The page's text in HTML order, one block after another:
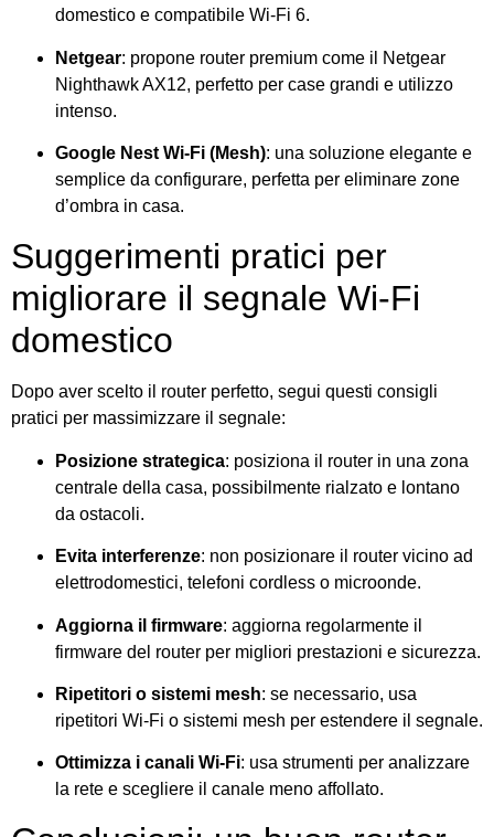
domestico e compatibile Wi-Fi 6.
Netgear: propone router premium come il Netgear
Nighthawk AX12, perfetto per case grandi e utilizzo
intenso.
Google Nest Wi-Fi (Mesh): una soluzione elegante e
semplice da configurare, perfetta per eliminare zone
d’ombra in casa.
Suggerimenti pratici per
migliorare il segnale Wi-Fi
domestico
Dopo aver scelto il router perfetto, segui questi consigli
pratici per massimizzare il segnale:
Posizione strategica: posiziona il router in una zona
centrale della casa, possibilmente rialzato e lontano
da ostacoli.
Evita interferenze: non posizionare il router vicino ad
elettrodomestici, telefoni cordless o microonde.
Aggiorna il firmware: aggiorna regolarmente il
firmware del router per migliori prestazioni e sicurezza.
Ripetitori o sistemi mesh: se necessario, usa
ripetitori Wi-Fi o sistemi mesh per estendere il segnale.
Ottimizza i canali Wi-Fi: usa strumenti per analizzare
la rete e scegliere il canale meno affollato.